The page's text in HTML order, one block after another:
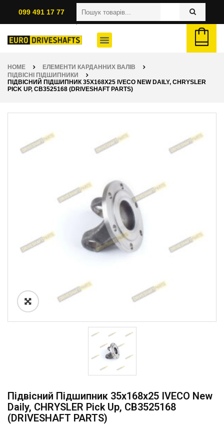
099 491 17 77
HOME
ЕЛЕМЕНТИ КАРДАННИХ ВАЛІВ
ПІДВІСНІ ПІДШИПНИКИ
ПІДВІСНИЙ ПІДШИПНИК 35X168X25 IVECO NEW DAILY, CHRYSLER
PICK UP, CB3525168 (DRIVESHAFT PARTS)
Підвісний Підшипник 35x168x25 IVECO New
Daily, CHRYSLER Pick Up, CB3525168
(DRIVESHAFT PARTS)